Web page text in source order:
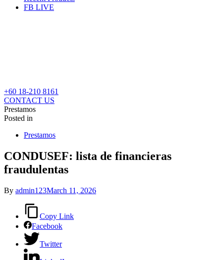
FB LIVE
+60 18-210 8161
CONTACT US
Prestamos
Posted in
Prestamos
CONDUSEF: lista de financieras
fraudulentas
By admin123March 11, 2026
Copy Link
Facebook
Twitter